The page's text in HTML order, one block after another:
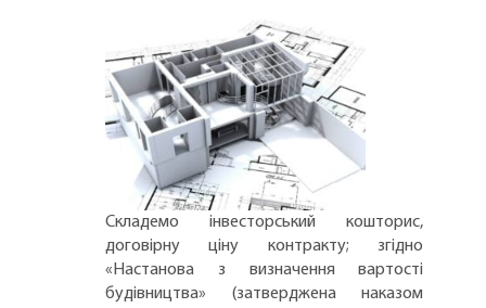
Складемо інвесторський кошторис,
договірну ціну контракту; згідно
«Настанова з визначення вартості
будівництва» (затверджена наказом